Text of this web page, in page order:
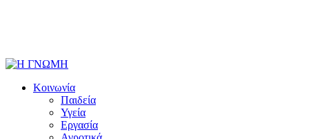
Κοινωνία
Παιδεία
Υγεία
Εργασία